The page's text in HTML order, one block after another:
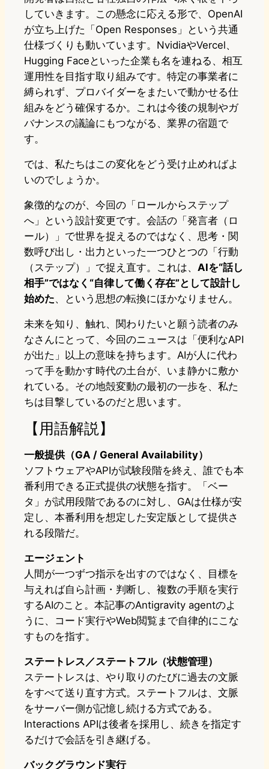
していきます。この懸念に応える形で、OpenAI
が立ち上げた「Open Responses」という共通
仕様づくりも動いています。NvidiaやVercel、
Hugging Faceといった企業も名を連ねる、相互
運用性を目指す取り組みです。特定の事業者に
縛られず、プロバイダーをまたいで動かせる仕
組みをどう確保するか。これは今後の規制やガ
バナンスの議論にもつながる、業界の宿題で
す。
では、私たちはこの変化をどう受け止めればよ
いのでしょうか。
象徴的なのが、今回の「ロールからステップ
へ」という設計変更です。会話の「発言者（ロ
ール）」で世界を捉えるのではなく、思考・関
数呼び出し・出力といった一つひとつの「行動
（ステップ）」で捉え直す。これは、 AIを“話し
相手”ではなく“自律して働く存在”として設計し
始めた、という思想の転換にほかなりません。
未来を知り、触れ、関わりたいと願う読者のみ
なさんにとって、今回のニュースは「便利なAPI
が出た」以上の意味を持ちます。AIが人に代わ
って手を動かす時代の土台が、いま静かに敷か
れている。その地殻変動の最初の一歩を、私た
ちは目撃しているのだと思います。
【用語解説】
一般提供（GA / General Availability）
ソフトウェアやAPIが試験段階を終え、誰でも本
番利用できる正式提供の状態を指す。「ベー
タ」が試用段階であるのに対し、GAは仕様が安
定し、本番利用を想定した安定版として提供さ
れる段階だ。
エージェント
人間が一つずつ指示を出すのではなく、目標を
与えれば自ら計画・判断し、複数の手順を実行
するAIのこと。本記事のAntigravity agentのよ
うに、コード実行やWeb閲覧まで自律的にこな
すものを指す。
ステートレス／ステートフル（状態管理）
ステートレスは、やり取りのたびに過去の文脈
をすべて送り直す方式。ステートフルは、文脈
をサーバー側が記憶し続ける方式である。
Interactions APIは後者を採用し、続きを指定す
るだけで会話を引き継げる。
バックグラウンド実行